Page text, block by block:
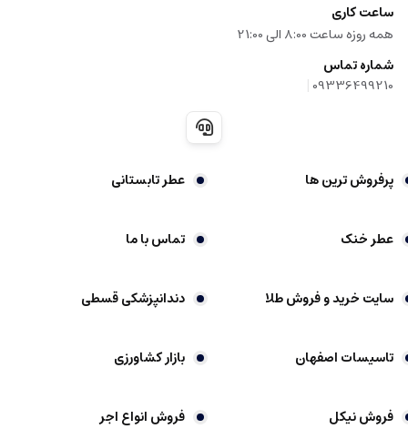
ساعت کاری
همه روزه ساعت 8:00 الی 21:00
شماره تماس
09336499210
|
پرفروش ترین ها عطر تابستانی
عطر خنک تماس با ما
سایت خرید و فروش طلا دندانپزشکی قسطی
تاسیسات اصفهان بازار کشاورزی
فروش نیکل فروش انواع اجر